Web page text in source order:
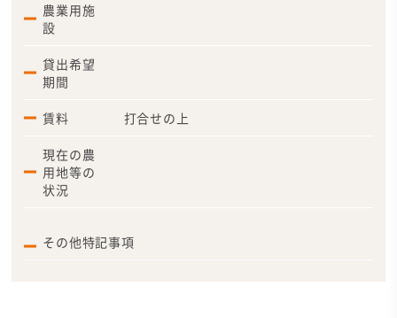
農業用施
設
貸出希望
期間
賃料 打合せの上
現在の農
用地等の
状況
その他特記事項